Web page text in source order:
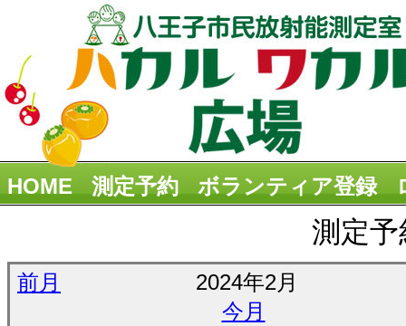
HOME 測定予約 ボランティア登録
測定
前月
2024年2月
今月